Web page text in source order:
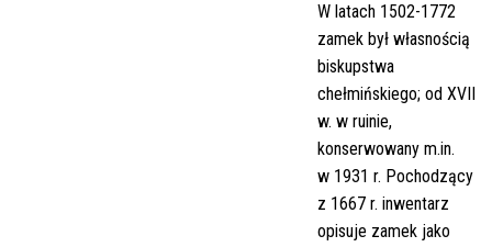
W latach 1502-1772
zamek był własnością
biskupstwa
chełmińskiego; od XVII
w. w ruinie,
konserwowany m.in.
w 1931 r. Pochodzący
z 1667 r. inwentarz
opisuje zamek jako